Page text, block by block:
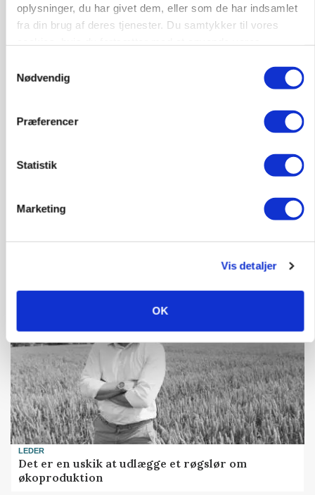
oplysninger, du har givet dem, eller som de har indsamlet
fra din brug af deres tjenester. Du samtykker til vores
Nødvendig
Præferencer
Statistik
Marketing
Vis detaljer
OK
Fredning binder landmands jord – kommunen
mangler stadig plejeplan
ULVE
LEDER
Det er en uskik at udlægge et røgslør om
økoproduktion